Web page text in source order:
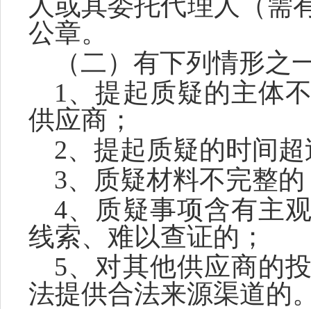
公章。
（二）有下列情形之
1、提起质疑的主体
供应商；
2、提起质疑的时间
3、质疑材料不完整的
4、质疑事项含有主
线索、难以查证的；
5、对其他供应商的
法提供合法来源渠道的